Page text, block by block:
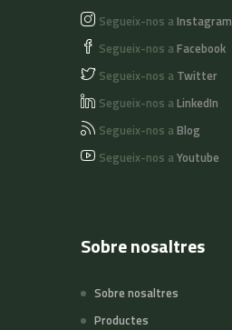
Segueix-nos aInstagram
Segueix-nos aFacebook
Segueix-nos a Twitter
Segueix-nos aLinkedIn
Segueix-nos aBlog
Segueix-nos aYoutube
Sobre nosaltres
Sobre nosaltres
Productes